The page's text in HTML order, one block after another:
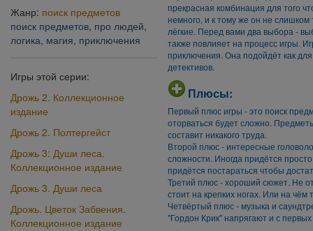
Жанр: поиск предметов
поиск предметов, про людей,
логика, магия, приключения
Игры этой серии:
Дрожь 2. Коллекционное
издание
Дрожь 2. Полтергейст
Дрожь 3: Души леса.
Коллекционное издание
Дрожь 3. Души леса
Дрожь. Цветок Забвения.
Коллекционное издание
прекрасная комбинация для того
немного, и к тому же он не
лёгкие. Перед вами два выбора -
также повлияет на процесс игры.
приключения. Она подойдёт как
детективов.
Плюсы:
Первый плюс игры - это поиск
оторваться будет сложно.
составит никакого труда.
Второй плюс - интересные
сложности. Иногда придётся
придётся постараться чтобы
Третий плюс - хороший сюжет. Не
стоит на крепких ногах. Или на
Четвёртый плюс - музыка и
"Гордон Крик" напрягают и с